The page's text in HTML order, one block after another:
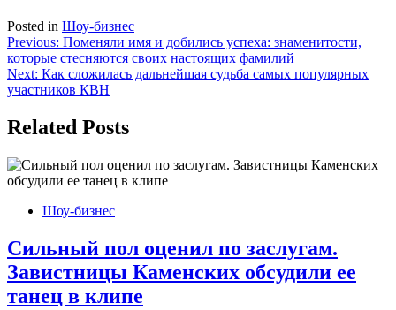
Posted in Шоу-бизнес
Навигация
по
записям
Previous: Поменяли имя и добились успеха: знаменитости,
которые стесняются своих настоящих фамилий
Next: Как сложилась дальнейшая судьба самых популярных
участников КВН
Related Posts
Шоу-бизнес
Сильный пол оценил по заслугам.
Завистницы Каменских обсудили ее
танец в клипе